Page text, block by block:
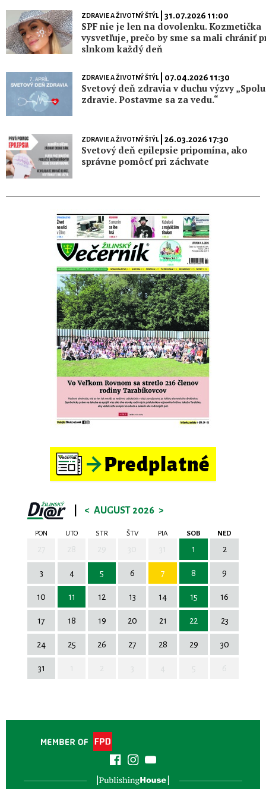
ZDRAVIE A ŽIVOTNÝ ŠTÝL| 31.07.2026 11:00
SPF nie je len na dovolenku. Kozmetička
vysvetľuje, prečo by sme sa mali chrániť
slnkom každý deň
ZDRAVIE A ŽIVOTNÝ ŠTÝL| 07.04.2026 11:30
Svetový deň zdravia v duchu výzvy
zdravie. Postavme sa za vedu.“
ZDRAVIE A ŽIVOTNÝ ŠTÝL| 26.03.2026 17:30
Svetový deň epilepsie pripomína, ako
správne pomôcť pri záchvate
< AUGUST 2026 >
PON UTO STR ŠTV PIA SOB NED
1 2
3 4 5 6 7 8 9
10 11 12 13 14 15 16
17 18 19 20 21 22 23
24 25 26 27 28 29 30
31